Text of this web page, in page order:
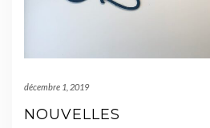
décembre 1, 2019
NOUVELLES